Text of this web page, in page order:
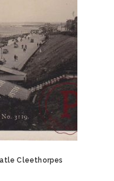
Cleethorpes